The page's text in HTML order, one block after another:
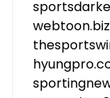
webtoon.biz